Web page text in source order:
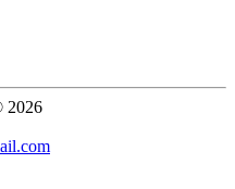
2026